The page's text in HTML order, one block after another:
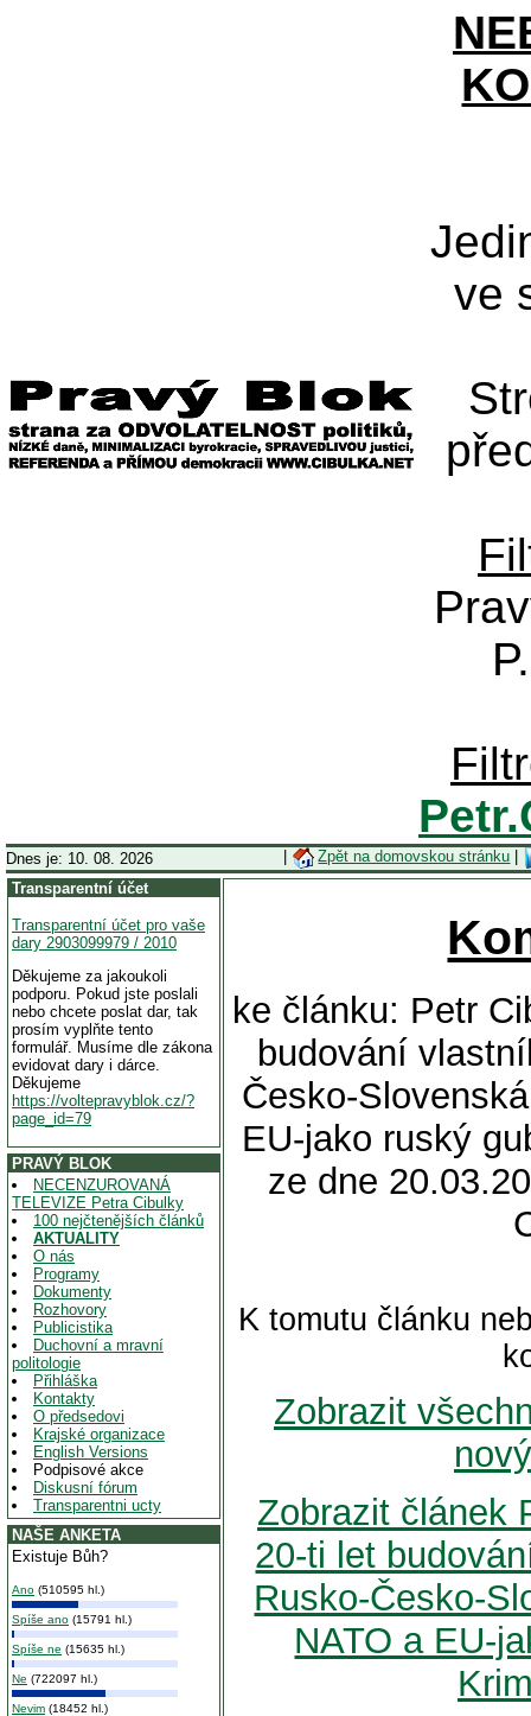
ve
Dnes je: 10. 08. 2026 Zpět na domovskou stránku
Transparentní účet
Transparentní účet pro vaše
dary 2903099979 / 2010
Děkujeme za jakoukoli
podporu. Pokud jste poslali
nebo chcete poslat dar, tak
prosím vyplňte tento
formulář. Musíme dle zákona
evidovat dary i dárce.
Děkujeme
https://voltepravyblok.cz/?
page_id=79
PRAVÝ BLOK
NECENZUROVANÁ
TELEVIZE Petra Cibulky
100 nejčtenějších článků
AKTUALITY
O nás
Programy
Dokumenty
Rozhovory
Publicistika
Duchovní a mravní
politologie
Přihláška
Kontakty
O předsedovi
Krajské organizace
English Versions
Podpisové akce
Diskusní fórum
Transparentni ucty
NAŠE ANKETA
Existuje Bůh?
Ano (510595 hl.)
Spíše ano (15791 hl.)
Spíše ne (15635 hl.)
Ne (722097 hl.)
Nevim (18452 hl.)
ke článku: Petr
budování
Česko-
EU-jako ruský
ze dne
K tomutu článku
Zobrazit
Zobrazit článek
20-ti let
Rusko-Česko-
NATO a EU-